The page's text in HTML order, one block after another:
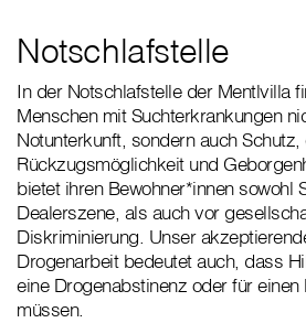
Notschlafstelle
In der Notschlafstelle der Mentlvilla
Menschen mit Suchterkrankungen
Notunterkunft, sondern auch Schutz,
Rückzugsmöglichkeit und
bietet ihren Bewohner*innen sowohl
Dealerszene, als auch vor
Diskriminierung. Unser
Drogenarbeit bedeutet auch, dass
eine Drogenabstinenz oder für
müssen.